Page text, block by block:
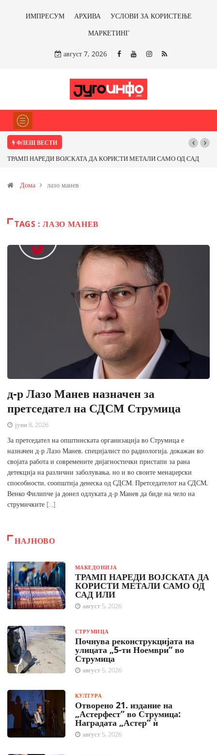
ИМПРЕСУМ АРХИВА
УСЛОВИ ЗА КОРИСТЕЊЕ
МАРКЕТИНГ
август 7, 2026
ФЛЕШ ВЕСТИ
ТРАМП НАРЕДИ ВОЈСКАТА ДА КОРИСТИ МЕТАЛИ САМО ОД САД
Иловица и со антимонот?
Дома лазо манев
TAGS : ЛАЗО МАНЕВ
д-р Лазо Манев назначен за
претседател на СДСМ Струмица
јуни 8, 2026
За претседател на општинската организација во Струмица е
назначен д-р Лазо Манев, специјалист по радиологија, докажан во
својата работа и современите дијагностички пристапи за рана
детекција на различни заболувања, но и во своите менаџерски
способности, соопштија денеска од СДСМ. Претседателот на СДСМ,
Венко Филипче ја донел одлуката д-р Манев да биде на чело на
струмичките […]
НАЈНОВО
МАКЕДОНИЈА
ТРАМП НАРЕДИ ВОЈСКАТА ДА
КОРИСТИ МЕТАЛИ САМО ОД
САД ИЛИ
август 5, 2026
СТРУМИЦА
Почнува реконструкцијата на
улицата „5-ти Ноември“ во
Струмица
август 5, 2026
КУЛТУРА
Отворено 21. издание на
„Астерфест“ во Струмица:
Наградата „Астер“ ѝ
август 5, 2026